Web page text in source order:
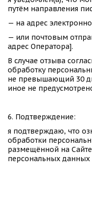
путём направления
— на адрес
— или почтовым
адрес Оператора].
В случае отзыва
обработку
не превышающий 30
иное не
6. Подтверждение:
я подтверждаю, что
обработки
размещённой на
персональных